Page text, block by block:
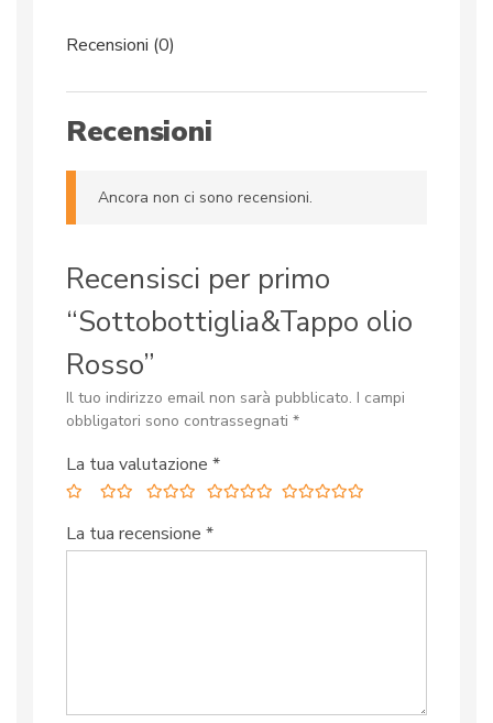
Recensioni (0)
Recensioni
Ancora non ci sono recensioni.
Recensisci per primo
“Sottobottiglia&Tappo olio
Rosso”
Il tuo indirizzo email non sarà pubblicato. I campi
obbligatori sono contrassegnati *
La tua valutazione *
La tua recensione *